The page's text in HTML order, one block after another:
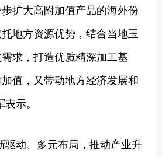
扩大高附加值产品的海外份
地方资源优势，结合当地玉
求，打造优质精深加工基
值，又带动地方经济发展和
示。
驱动、多元布局，推动产业升